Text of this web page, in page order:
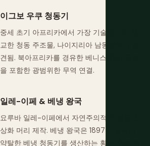
이그보 우쿠 청동기
중세 초기 아프리카에서 가장 기술적으로 정
교한 청동 주조물, 나이지리아 남동부에서 발
견됨. 북아프리카를 경유한 베니스 유리 구슬
을 포함한 광범위한 무역 연결.
일레-이페 & 베냉 왕국
요루바 일레-이페에서 자연주의적인 청동 초
상화 머리 제작. 베냉 왕국은 1897년 영국이
약탈한 베냉 청동기를 생산하는 황동 주조 전